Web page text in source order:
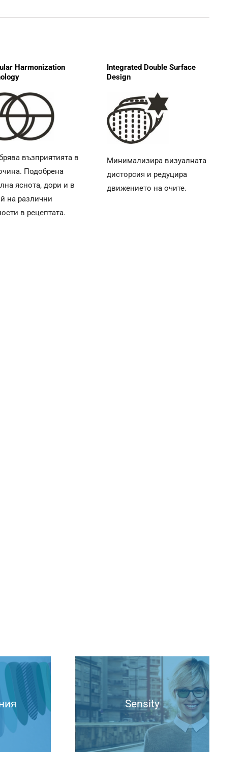
Harmonization
възприятията в
Подобрена
яснота, дори и в
на различни
в рецептата.
Integrated Double Surface
Design
Минимализира визуалната
дисторсия и редуцира
движението на очите.
Sensity